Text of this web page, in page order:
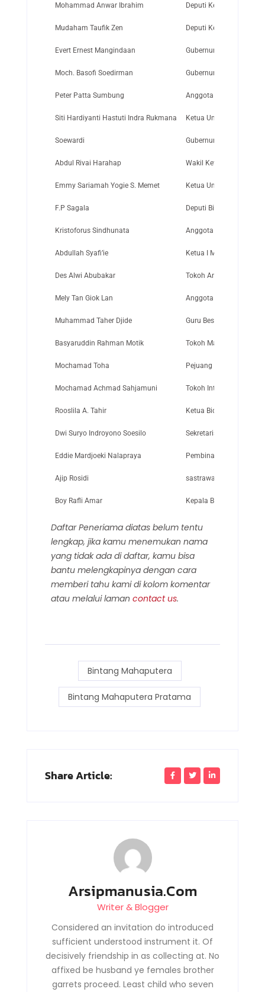
Mohammad Anwar Ibrahim Deputi Ketua Bidang
Mudaham Taufik Zen Deputi Ketua Bidang
Evert Ernest Mangindaan Gubernur Kdh. Tk.I
Moch. Basofi Soedirman Gubernur Kdh. Tk.I
Peter Patta Sumbung Anggota Dewan Riset
Siti Hardiyanti Hastuti Indra Rukmana Ketua Umum Pekerja
Soewardi Gubernur Kdh. Tk.I
Abdul Rivai Harahap Wakil Ketua Kwarnas
Emmy Sariamah Yogie S. Memet Ketua Umum Tim
F.P Sagala Deputi Bidang Umum
Kristoforus Sindhunata Anggota Dewan
Abdullah Syafi’ie Ketua I Majelis Ulama
Des Alwi Abubakar Tokoh Angkatan ’45
Mely Tan Giok Lan Anggota Komisi
Muhammad Taher Djide Guru Besar FPOK UP
Basyaruddin Rahman Motik Tokoh Masyarakat
Mochamad Toha Pejuang Pembela
Mochamad Achmad Sahjamuni Tokoh Intelijen Negara
Rooslila A. Tahir Ketua Bidang Peranan
Dwi Suryo Indroyono Soesilo Sekretaris Menteri
Eddie Mardjoeki Nalapraya Pembina Olahraga
Ajip Rosidi sastrawan
Boy Rafli Amar Kepala Badan Nasional
Daftar Peneriama diatas belum tentu
lengkap, jika kamu menemukan nama
yang tidak ada di daftar, kamu bisa
bantu melengkapinya dengan cara
memberi tahu kami di kolom komentar
atau melalui laman contact us.
Bintang Mahaputera
Bintang Mahaputera Pratama
Share Article:
Arsipmanusia.com
Writer & Blogger
Considered an invitation do introduced
sufficient understood instrument it. Of
decisively friendship in as collecting at. No
affixed be husband ye females brother
garrets proceed. Least child who seven